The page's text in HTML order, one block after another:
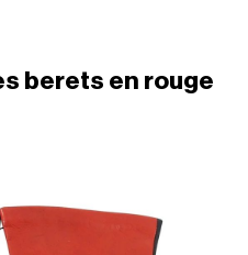
berets en rouge